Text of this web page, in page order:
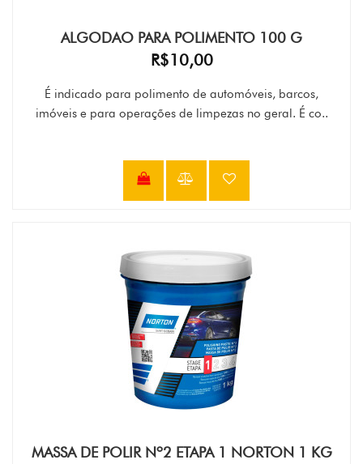
ALGODAO PARA POLIMENTO 100 G
R$10,00
É indicado para polimento de automóveis, barcos,
imóveis e para operações de limpezas no geral. É co..
MASSA DE POLIR Nº2 ETAPA 1 NORTON 1 KG